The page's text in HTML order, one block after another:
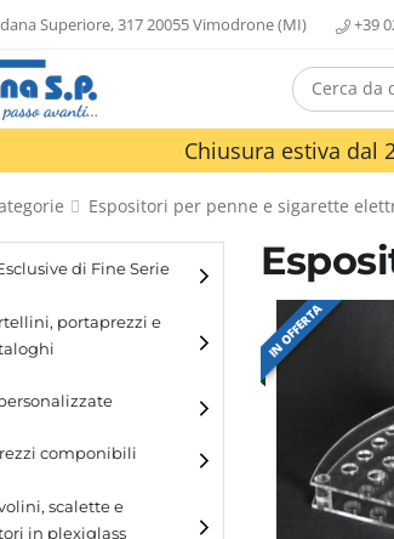
Superiore, 317 20055 Vimodrone (MI) +39
Chiusura estiva dal
Espositori per penne e sigarette
di Fine Serie
portaprezzi e
componibili
scalette e
in plexiglass
IN OFFERTA